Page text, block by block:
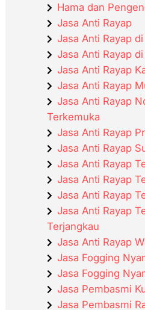
Hama dan
Jasa Anti Rayap
Jasa Anti Rayap
Jasa Anti Rayap
Jasa Anti Rayap
Jasa Anti Rayap
Jasa Anti Rayap
Terkemuka
Jasa Anti Rayap
Jasa Anti Rayap
Jasa Anti Rayap
Jasa Anti Rayap
Jasa Anti Rayap
Jasa Anti Rayap
Terjangkau
Jasa Anti Rayap
Jasa Fogging
Jasa Fogging
Jasa Pembasmi
Jasa Pembasmi